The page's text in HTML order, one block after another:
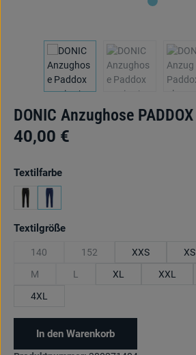
DONIC Anzughose PADDOX
40,00 €
Textilfarbeauswählen
schwarz/anthr./lime
marine/cyan/lime
Textilgrößeauswählen
140 152 XXS XS
M
L XL XXL
4XL
In den Warenkorb